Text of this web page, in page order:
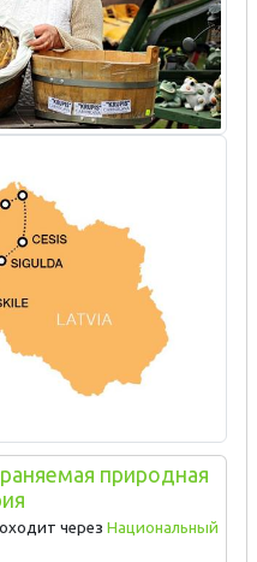
природная
через Национальный